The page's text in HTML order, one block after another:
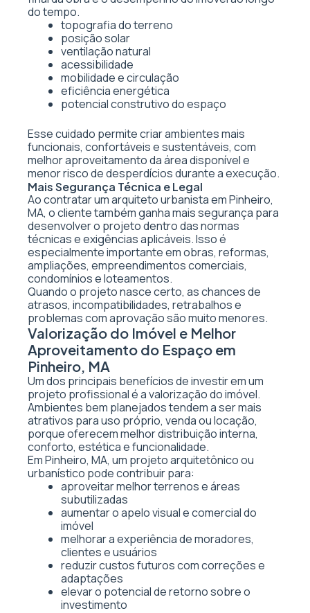
do tempo.
topografia do terreno
posição solar
ventilação natural
acessibilidade
mobilidade e circulação
eficiência energética
potencial construtivo do espaço
Esse cuidado permite criar ambientes mais
funcionais, confortáveis e sustentáveis, com
melhor aproveitamento da área disponível e
menor risco de desperdícios durante a execução.
Mais Segurança Técnica e Legal
Ao contratar um arquiteto urbanista em Pinheiro,
MA, o cliente também ganha mais segurança para
desenvolver o projeto dentro das normas
técnicas e exigências aplicáveis. Isso é
especialmente importante em obras, reformas,
ampliações, empreendimentos comerciais,
condomínios e loteamentos.
Quando o projeto nasce certo, as chances de
atrasos, incompatibilidades, retrabalhos e
problemas com aprovação são muito menores.
Valorização do Imóvel e Melhor
Aproveitamento do Espaço em
Pinheiro, MA
Um dos principais benefícios de investir em um
projeto profissional é a valorização do imóvel.
Ambientes bem planejados tendem a ser mais
atrativos para uso próprio, venda ou locação,
porque oferecem melhor distribuição interna,
conforto, estética e funcionalidade.
Em Pinheiro, MA, um projeto arquitetônico ou
urbanístico pode contribuir para:
aproveitar melhor terrenos e áreas
subutilizadas
aumentar o apelo visual e comercial do
imóvel
melhorar a experiência de moradores,
clientes e usuários
reduzir custos futuros com correções e
adaptações
elevar o potencial de retorno sobre o
investimento